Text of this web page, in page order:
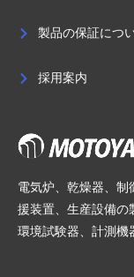
製品の保証につ
採用案内
電気炉、乾燥器、制
援装置、生産設備の
環境試験器、計測機